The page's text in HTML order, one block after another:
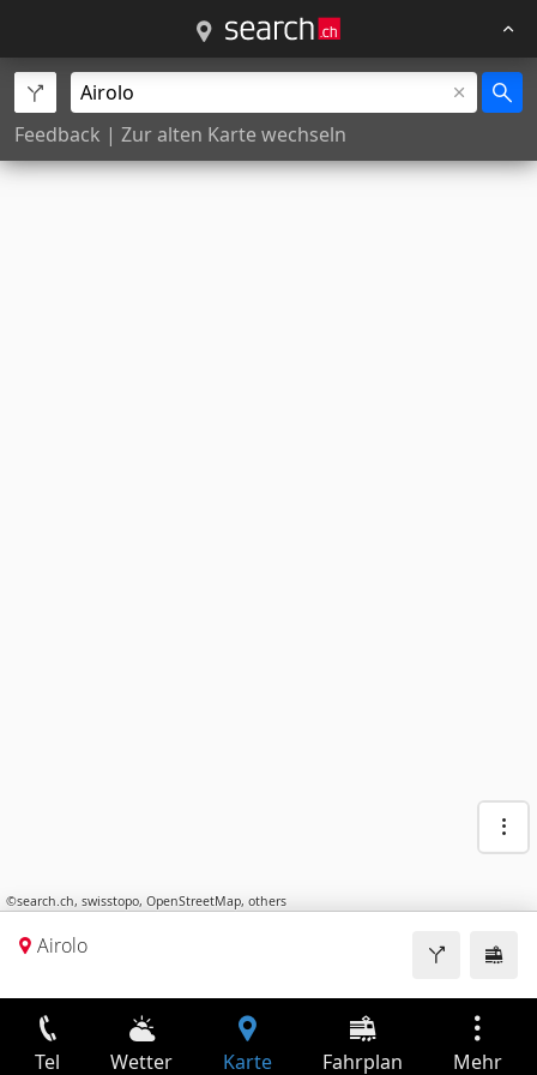
Feedback | Zur alten Karte wechseln
©search.ch, swisstopo, OpenStreetMap, others
Airolo
Tel Wetter Karte Fahrplan Mehr